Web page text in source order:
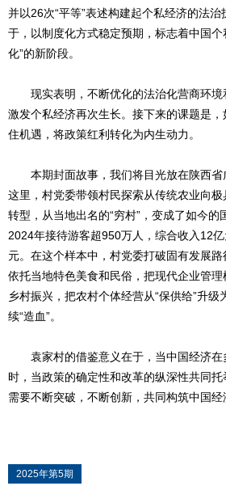
并以26次“平等”表述构建起个私经济的法
于，以制度化方式稳定预期，标志着中国个
化”的新阶段。
现实表明，不断优化的法治化营商环境
激发个私经济再次生长。接下来的课题是
住机遇，将政策红利转化为内生动力。
本期封面故事，我们将目光放在陕西省
这里，村党委带领村民探索从传统农业向
转型，从当地出名的“穷村”，变成了如今的
2024年接待游客超950万人，综合收入12
元。在这个样本中，村党委打破固有发展路
依托当地特色美食和民俗，把现代企业管
乡村振兴，把农村个体经营从“保供给”升级
续“造血”。
袁家村的借鉴意义在于，当中国经济在
时，当政策的确定性和改革的纵深性共同
需要不断突破，不断创新，共同构筑中国经
2025年第5期